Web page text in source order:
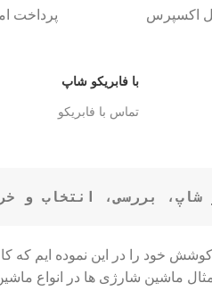
اکسپرس پرداخت
با فابریکو شاپ
تماس با فابریکو
شاپ، بررسی، انتخاب و
کوشش خود را در این نموده ایم